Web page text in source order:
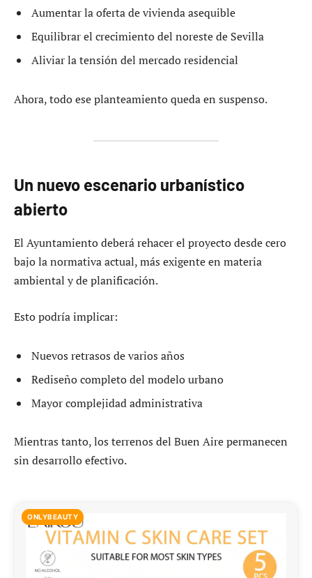
Aumentar la oferta de vivienda asequible
Equilibrar el crecimiento del noreste de Sevilla
Aliviar la tensión del mercado residencial
Ahora, todo ese planteamiento queda en suspenso.
Un nuevo escenario urbanístico
abierto
El Ayuntamiento deberá rehacer el proyecto desde cero
bajo la normativa actual, más exigente en materia
ambiental y de planificación.
Esto podría implicar:
Nuevos retrasos de varios años
Rediseño completo del modelo urbano
Mayor complejidad administrativa
Mientras tanto, los terrenos del Buen Aire permanecen
sin desarrollo efectivo.
ONLYBEAUTY